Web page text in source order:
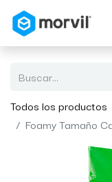
Todos los productos
Foamy Tamaño